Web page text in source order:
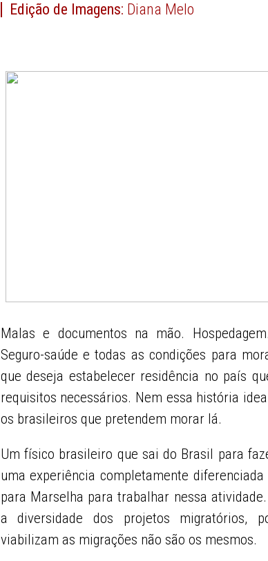
Edição de Imagens: Diana Melo
Malas e documentos na mão.
Seguro-saúde e todas as condições para
que deseja estabelecer residência no país
requisitos necessários. Nem essa história
os brasileiros que pretendem morar lá.
Um físico brasileiro que sai do Brasil para
uma experiência completamente
para Marselha para trabalhar nessa
a diversidade dos projetos migratórios,
viabilizam as migrações não são os mesmos.